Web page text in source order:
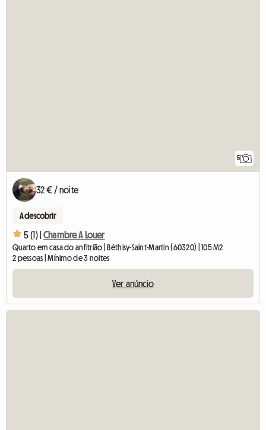
5
32 € / noite
A descobrir
5 (1) | Chambre A Louer
Quarto em casa do anfitrião | Béthisy-Saint-Martin (60320) | 105 M2
2 pessoas | Mínimo de 3 noites
Ver anúncio